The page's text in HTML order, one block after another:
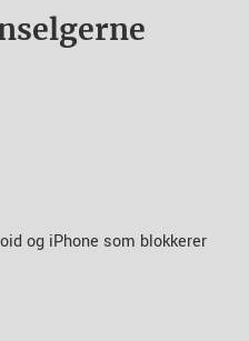
og iPhone som blokkerer